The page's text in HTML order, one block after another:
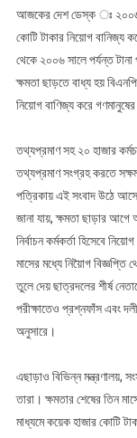
আজকের দেশ ডেস্ক ঃ ২০০৬
কোটি টাকার নিয়োগ বানিজ্য
থেকে ২০০৬ সালে পর্যন্ত টানা
ক্ষমতা ছাড়তে বাধ্য হয়
নিয়োগ বাণিজ্য করে
তথ্যপ্রমাণ সহ ২০ হাজার
তথ্যপ্রমাণ সংগ্রহ করতে
পত্রিকায় এই সংবাদ উঠে
জানা যায়, ক্ষমতা ছাড়ার আগে
নির্বাচন কর্মকর্তা হিসেবে
মাসের মধ্যে নিয়ৈাগ
তুলে দেয় ছাত্রদলের শীর্ষ
পরীক্ষাতেও প্রশ্নফাঁস এবং
অনুসারে।
এছাড়াও বিভিন্ন মন্ত্রণালয়,
তারা। ক্ষমতার শেষের তিন
মাধ্যমে কয়েক হাজার কোটি